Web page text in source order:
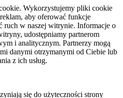
Wykorzystujemy pliki cookie
aby oferować funkcje
ruch w naszej witrynie. Informacje o
udostępniamy partnerom
i analitycznym. Partnerzy mogą
danymi otrzymanymi od Ciebie lub
z ich usług.
się do użyteczności strony